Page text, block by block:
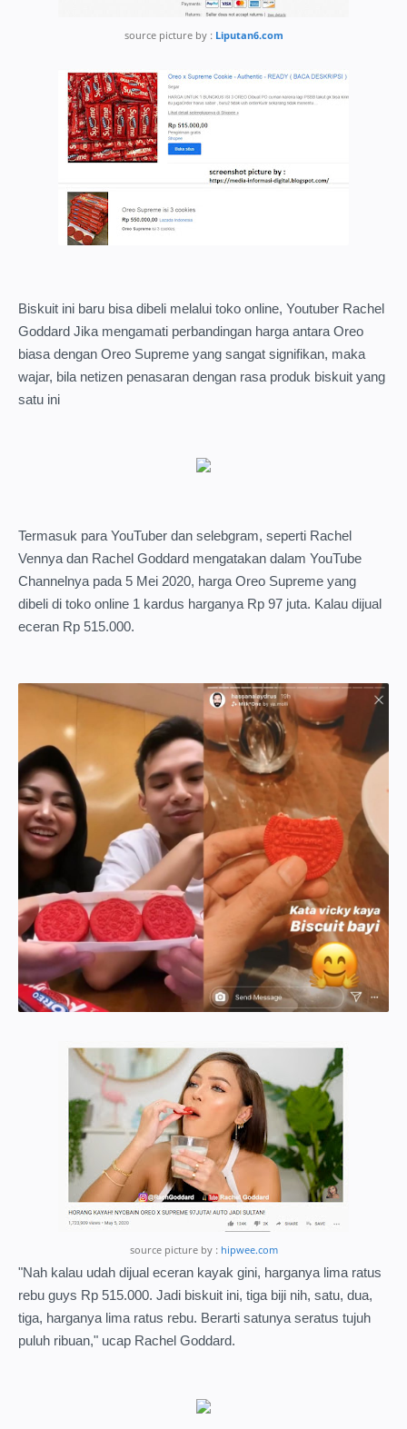
source picture by : Liputan6.com
Biskuit ini baru bisa dibeli melalui toko online, Youtuber Rachel
Goddard Jika mengamati perbandingan harga antara Oreo
biasa dengan Oreo Supreme yang sangat signifikan, maka
wajar, bila netizen penasaran dengan rasa produk biskuit yang
satu ini
Termasuk para YouTuber dan selebgram, seperti Rachel
Vennya dan Rachel Goddard mengatakan dalam YouTube
Channelnya pada 5 Mei 2020, harga Oreo Supreme yang
dibeli di toko online 1 kardus harganya Rp 97 juta. Kalau dijual
eceran Rp 515.000.
source picture by : hipwee.com
"Nah kalau udah dijual eceran kayak gini, harganya lima ratus
rebu guys Rp 515.000. Jadi biskuit ini, tiga biji nih, satu, dua,
tiga, harganya lima ratus rebu. Berarti satunya seratus tujuh
puluh ribuan," ucap Rachel Goddard.